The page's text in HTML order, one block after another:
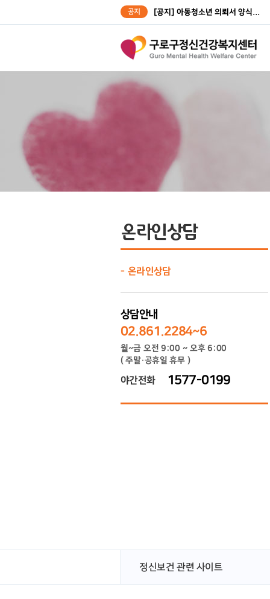
공지 [공지] 아동청소년 의뢰서 양식...
온라인상담
온라인상담
상담안내
02.861.2284~6
월~금 오전 9:00 ~ 오후 6:00
( 주말·공휴일 휴무 )
야간전화 1577-0199
정신보건 관련 사이트